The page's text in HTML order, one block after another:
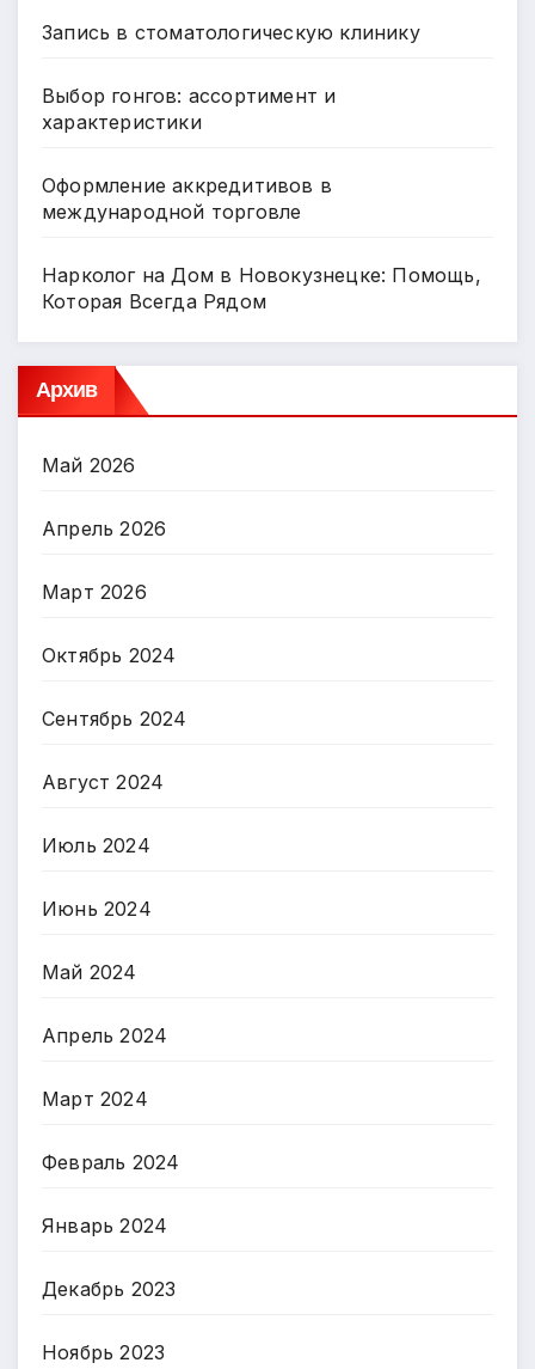
Запись в стоматологическую клинику
Выбор гонгов: ассортимент и
характеристики
Оформление аккредитивов в
международной торговле
Нарколог на Дом в Новокузнецке: Помощь,
Которая Всегда Рядом
Архив
Май 2026
Апрель 2026
Март 2026
Октябрь 2024
Сентябрь 2024
Август 2024
Июль 2024
Июнь 2024
Май 2024
Апрель 2024
Март 2024
Февраль 2024
Январь 2024
Декабрь 2023
Ноябрь 2023